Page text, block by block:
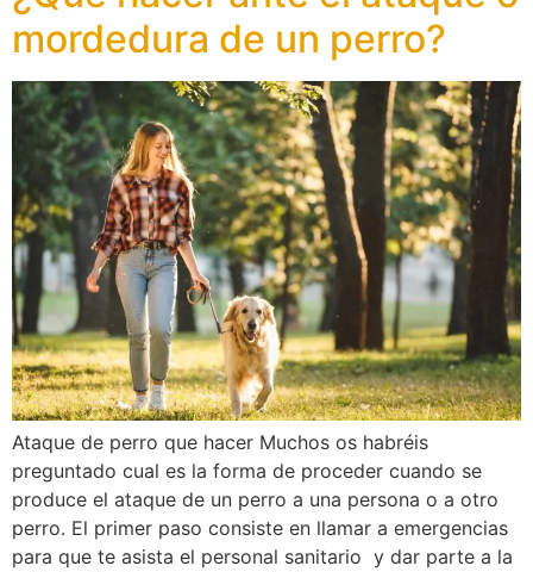
mordedura de un perro?
Ataque de perro que hacer Muchos os habréis
preguntado cual es la forma de proceder cuando se
produce el ataque de un perro a una persona o a otro
perro. El primer paso consiste en llamar a emergencias
para que te asista el personal sanitario y dar parte a la